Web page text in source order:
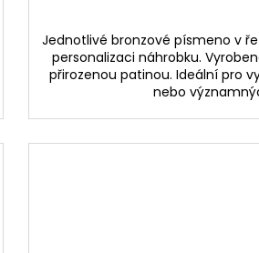
Jednotlivé bronzové písmeno v
personalizaci náhrobku.
přirozenou patinou. Ideální pro
nebo